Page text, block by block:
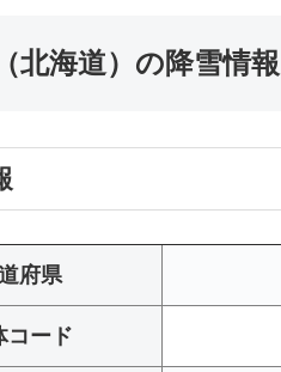
北海道）の降雪情報
府県
コード